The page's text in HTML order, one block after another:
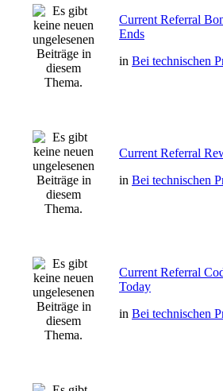
Current Referral
Ends
in Bei technischen
Current Referral
in Bei technischen
Current Referral
Today
in Bei technischen